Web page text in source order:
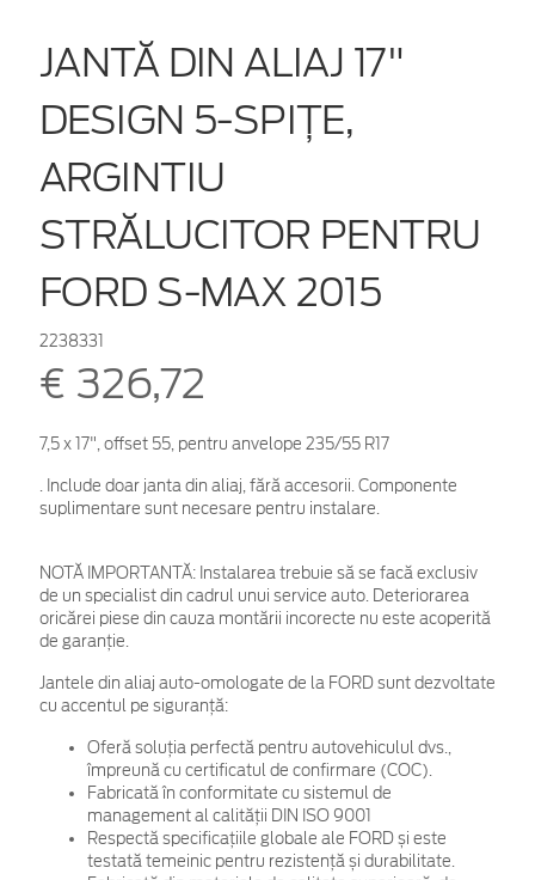
JANTĂ DIN ALIAJ 17"
DESIGN 5-SPIŢE,
ARGINTIU
STRĂLUCITOR PENTRU
FORD S-MAX 2015
2238331
€ 326,72
7,5 x 17", offset 55, pentru anvelope 235/55 R17
. Include doar janta din aliaj, fără accesorii. Componente
suplimentare sunt necesare pentru instalare.
NOTĂ IMPORTANTĂ: Instalarea trebuie să se facă exclusiv
de un specialist din cadrul unui service auto. Deteriorarea
oricărei piese din cauza montării incorecte nu este acoperită
de garanţie.
Jantele din aliaj auto-omologate de la FORD sunt dezvoltate
cu accentul pe siguranță:
Oferă soluția perfectă pentru autovehiculul dvs.,
împreună cu certificatul de confirmare (COC).
Fabricată în conformitate cu sistemul de
management al calității DIN ISO 9001
Respectă specificațiile globale ale FORD și este
testată temeinic pentru rezistență și durabilitate.